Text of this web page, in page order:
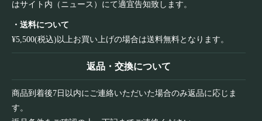
はサイト内（ニュース）にて適宜告知致します。
・送料について
¥5,500(税込)以上お買い上げの場合は送料無料となります。
返品・交換について
商品到着後7日以内にご連絡いただいた場合のみ返品に応じま
す。